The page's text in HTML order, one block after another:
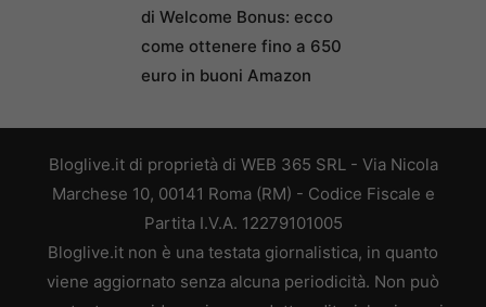
di Welcome Bonus: ecco
come ottenere fino a 650
euro in buoni Amazon
Bloglive.it di proprietà di WEB 365 SRL - Via Nicola
Marchese 10, 00141 Roma (RM) - Codice Fiscale e
Partita I.V.A. 12279101005
Bloglive.it non è una testata giornalistica, in quanto
viene aggiornato senza alcuna periodicità. Non può